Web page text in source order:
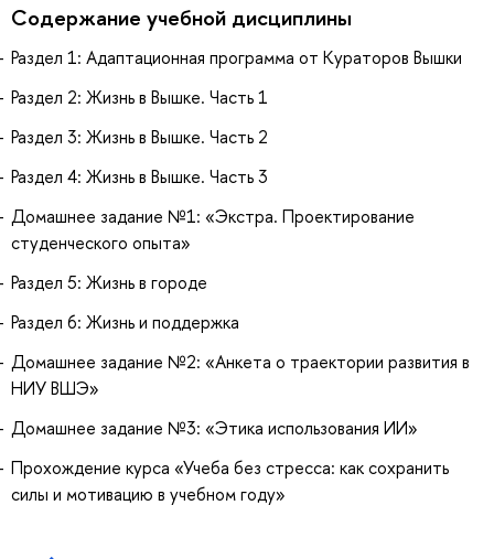
Содержание учебной дисциплины
Раздел 1: Адаптационная программа от Кураторов Вышки
Раздел 2: Жизнь в Вышке. Часть 1
Раздел 3: Жизнь в Вышке. Часть 2
Раздел 4: Жизнь в Вышке. Часть 3
Домашнее задание №1: «Экстра. Проектирование
студенческого опыта»
Раздел 5: Жизнь в городе
Раздел 6: Жизнь и поддержка
Домашнее задание №2: «Анкета о траектории развития в
НИУ ВШЭ»
Домашнее задание №3: «Этика использования ИИ»
Прохождение курса «Учеба без стресса: как сохранить
силы и мотивацию в учебном году»